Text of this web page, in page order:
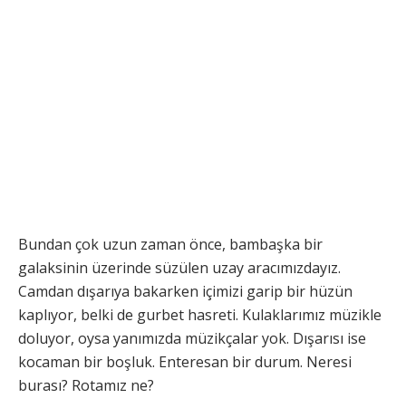
Bundan çok uzun zaman önce, bambaşka bir
galaksinin üzerinde süzülen uzay aracımızdayız.
Camdan dışarıya bakarken içimizi garip bir hüzün
kaplıyor, belki de gurbet hasreti. Kulaklarımız müzikle
doluyor, oysa yanımızda müzikçalar yok. Dışarısı ise
kocaman bir boşluk. Enteresan bir durum. Neresi
burası? Rotamız ne?